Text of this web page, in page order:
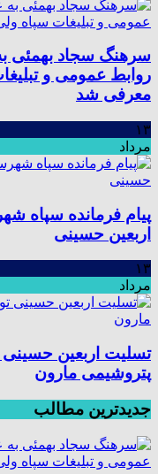
سرهنگ سجاد بهمئی
روابط عمومی و
معرفی شد
۱۳
مرداد
پیام فرمانده سپاه
اربعین حسینی
۱۳
مرداد
تسلیت اربعین
پتروشیمی مارون
جدیدترین مطالب